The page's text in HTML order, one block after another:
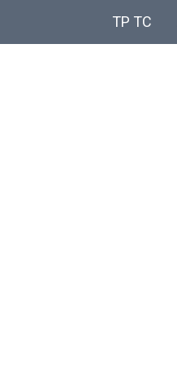
ТР ТС